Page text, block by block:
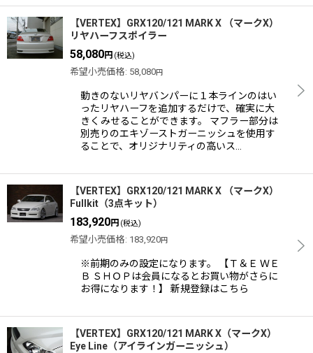
【VERTEX】GRX120/121 MARK X （マークX）
リヤハーフスポイラー
58,080円 (税込)
希望小売価格: 58,080円
動きのないリヤバンパーに１本ラインのはい
ったリヤハーフを追加するだけで、確実に大
きくみせることができます。 マフラー部分は
別売りのエキゾーストガーニッシュを使用す
ることで、オリジナリティの高いス…
【VERTEX】GRX120/121 MARK X （マークX）
Fullkit（3点キット）
183,920円 (税込)
希望小売価格: 183,920円
※前期のみの設定になります。 【Ｔ＆Ｅ ＷＥ
Ｂ ＳＨＯＰは会員になるとお買い物がさらに
お得になります！】 新規登録はこちら
【VERTEX】GRX120/121 MARK X（マークX）
Eye Line（アイラインガーニッシュ）